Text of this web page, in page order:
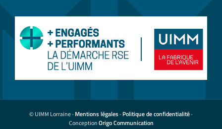
© UIMM Lorraine - Mentions légales- Politique de confidentialité-
Conception Origo Communication